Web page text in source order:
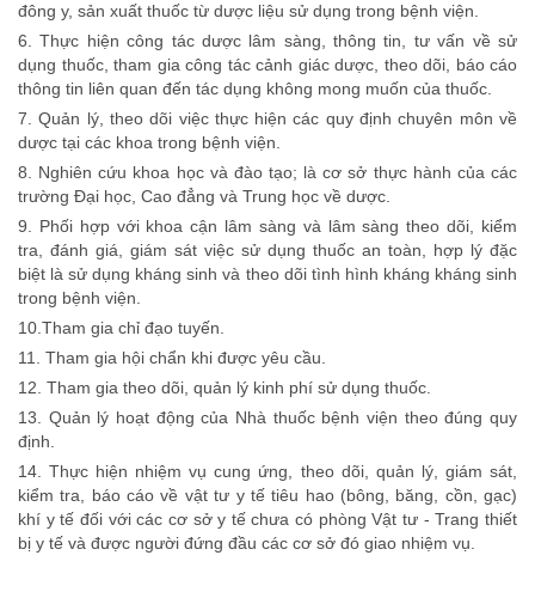
đông y, sản xuất thuốc từ dược liệu sử dụng trong bệnh viện.
6. Thực hiện công tác dược lâm sàng, thông tin, tư vấn về sử
dụng thuốc, tham gia công tác cảnh giác dược, theo dõi, báo cáo
thông tin liên quan đến tác dụng không mong muốn của thuốc.
7. Quản lý, theo dõi việc thực hiện các quy định chuyên môn về
dược tại các khoa trong bệnh viện.
8. Nghiên cứu khoa học và đào tạo; là cơ sở thực hành của các
trường Đại học, Cao đẳng và Trung học về dược.
9. Phối hợp với khoa cận lâm sàng và lâm sàng theo dõi, kiểm
tra, đánh giá, giám sát việc sử dụng thuốc an toàn, hợp lý đặc
biệt là sử dụng kháng sinh và theo dõi tình hình kháng kháng sinh
trong bệnh viện.
10.Tham gia chỉ đạo tuyến.
11. Tham gia hội chẩn khi được yêu cầu.
12. Tham gia theo dõi, quản lý kinh phí sử dụng thuốc.
13. Quản lý hoạt động của Nhà thuốc bệnh viện theo đúng quy
định.
14. Thực hiện nhiệm vụ cung ứng, theo dõi, quản lý, giám sát,
kiểm tra, báo cáo về vật tư y tế tiêu hao (bông, băng, cồn, gạc)
khí y tế đối với các cơ sở y tế chưa có phòng Vật tư - Trang thiết
bị y tế và được người đứng đầu các cơ sở đó giao nhiệm vụ.